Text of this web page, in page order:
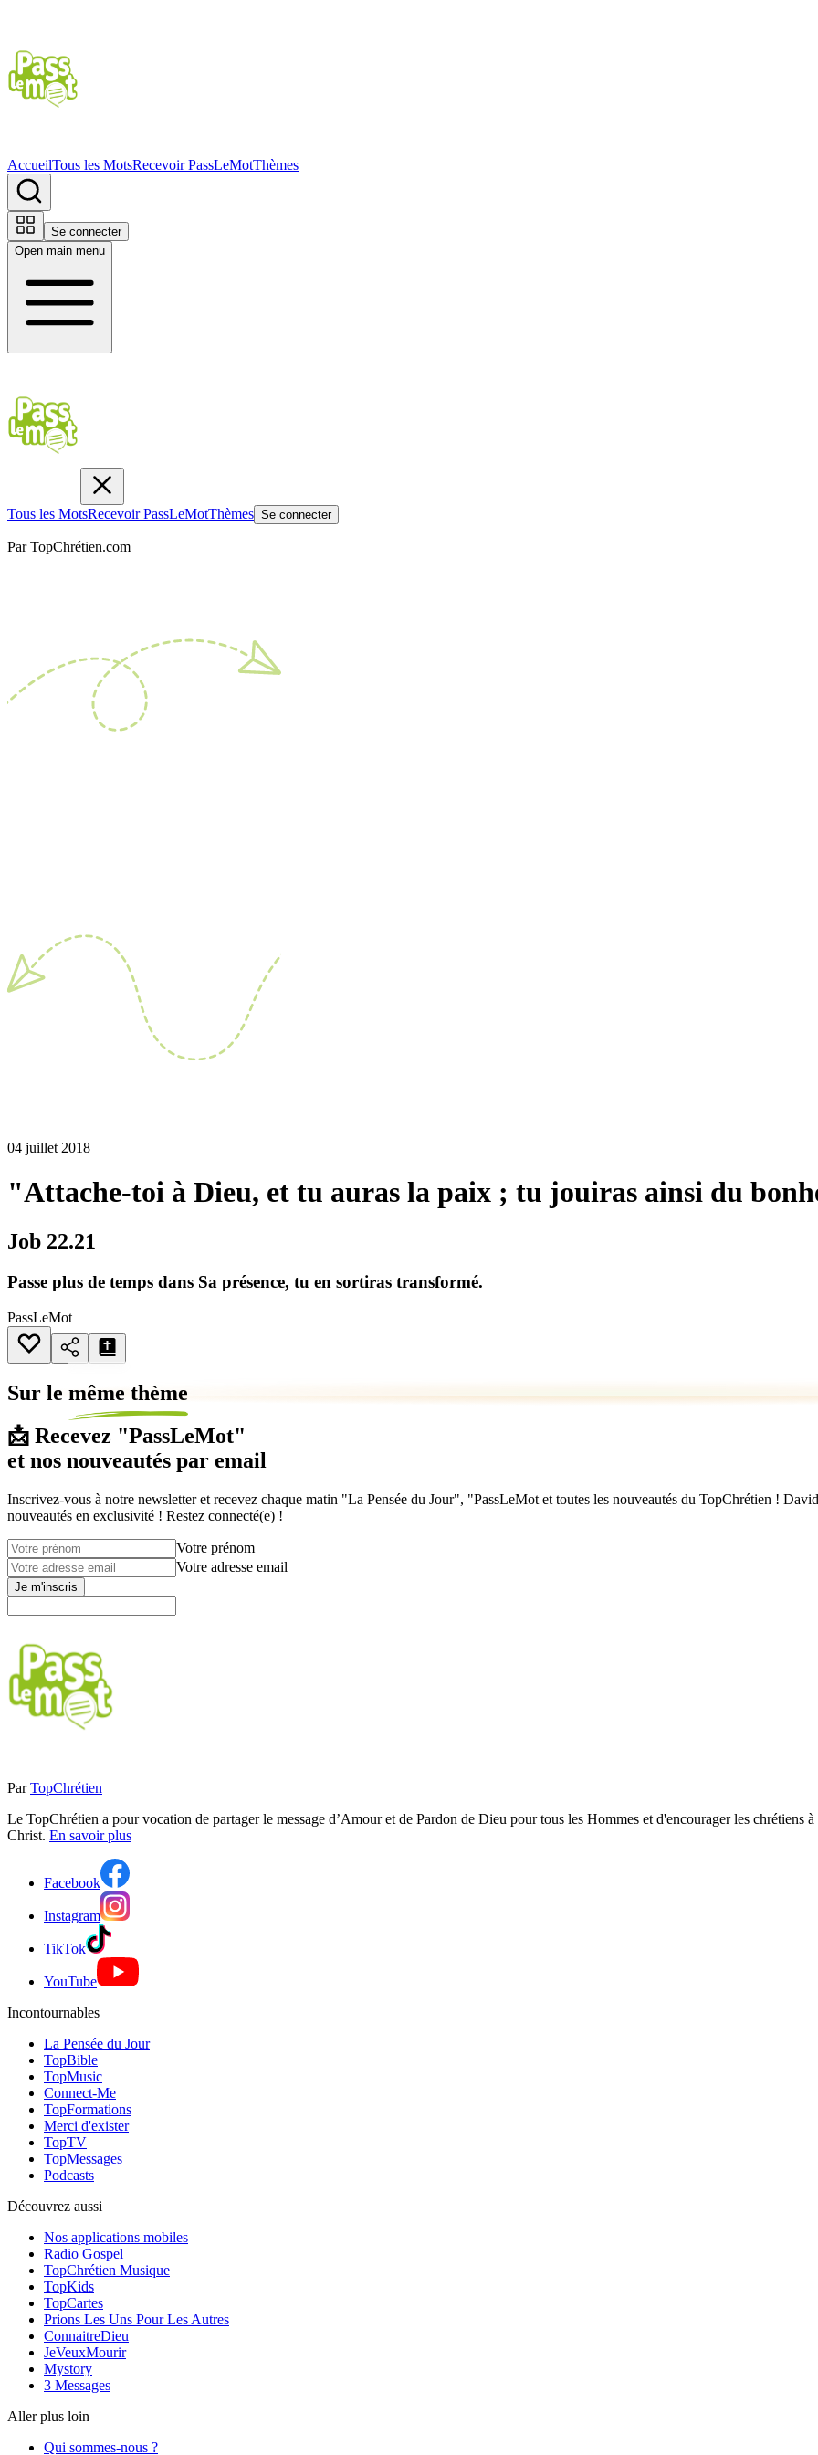
AccueilTous les MotsRecevoir PassLeMotThèmes
Se connecter
Open main menu
Tous les MotsRecevoir PassLeMotThèmes Se connecter
Par TopChrétien.com
04 juillet 2018
"Attache-toi à Dieu, et tu auras la paix ; tu jouiras ainsi du
Job 22.21
Passe plus de temps dans Sa présence, tu en sortiras transformé.
PassLeMot
Sur le même thème
📩 Recevez "PassLeMot"
et nos nouveautés par email
Inscrivez-vous à notre newsletter et recevez chaque matin "La Pensée du Jour", "PassLeMot et toutes les nouveautés du TopChrétien !
nouveautés en exclusivité ! Restez connecté(e) !
Votre prénom
Votre adresse email
Je m'inscris
Par TopChrétien
Le TopChrétien a pour vocation de partager le message d’Amour et de Pardon de Dieu pour tous les Hommes et d'encourager les chrétiens
Christ. En savoir plus
Facebook
Instagram
TikTok
YouTube
Incontournables
La Pensée du Jour
TopBible
TopMusic
Connect-Me
TopFormations
Merci d'exister
TopTV
TopMessages
Podcasts
Découvrez aussi
Nos applications mobiles
Radio Gospel
TopChrétien Musique
TopKids
TopCartes
Prions Les Uns Pour Les Autres
ConnaitreDieu
JeVeuxMourir
Mystory
3 Messages
Aller plus loin
Qui sommes-nous ?